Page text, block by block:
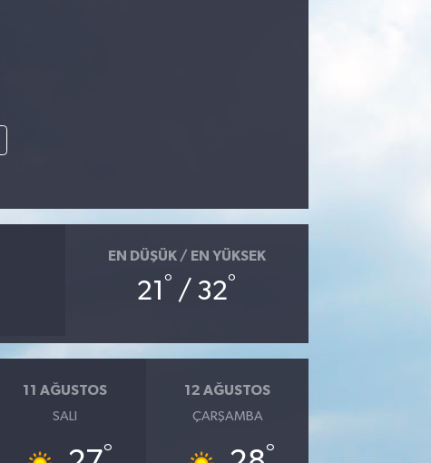
EN DÜŞÜK / EN YÜKSEK
21 ° / 32°
11 AĞUSTOS
SALI
°
12 AĞUSTOS
ÇARŞAMBA
°